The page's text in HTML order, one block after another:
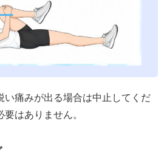
い痛みが出る場合は中止してくだ
はありません。